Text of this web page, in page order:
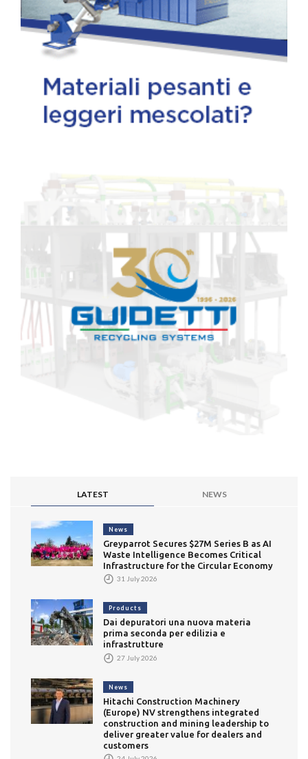
LATEST NEWS
News
Greyparrot Secures $27M Series B as AI
Waste Intelligence Becomes Critical
Infrastructure for the Circular Economy
31 July 2026
Products
Dai depuratori una nuova materia
prima seconda per edilizia e
infrastrutture
27 July 2026
News
Hitachi Construction Machinery
(Europe) NV strengthens integrated
construction and mining leadership to
deliver greater value for dealers and
customers